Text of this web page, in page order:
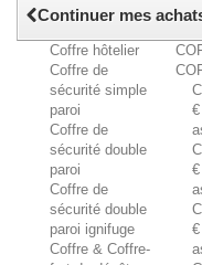
Continuer mes
Coffre hôtelier
Coffre de
sécurité simple
paroi
Coffre de
sécurité double
paroi
Coffre de
sécurité double
paroi ignifuge
Coffre & Coffre-